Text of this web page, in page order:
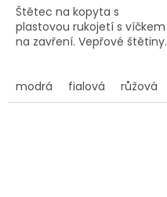
Štětec na kopyta s
plastovou rukojetí s víčkem
na zavření. Vepřové štětiny.
modrá fialová růžová